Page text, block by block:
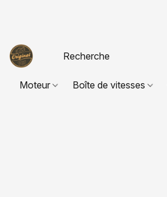
Moteur Boîte de vitesses